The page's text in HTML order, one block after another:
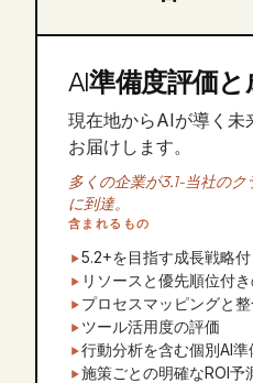
AI準備度評価
現在地からAIが導く未
お届けします。
多くの企業が3.1-当社の
に到達。
含まれるもの
5.2+を目指す成長戦略
リソースと優先順位付
プロセスマッピングと
ツール活用度の評価
行動分析を含む個別AI準
施策ごとの明確なROI予